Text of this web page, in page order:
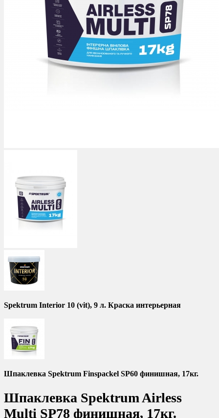
Spektrum Interior 10 (vit), 9 л. Краска интерьерная
Шпаклевка Spektrum Finspackel SP60 финишная, 17кг.
Шпаклевка Spektrum Airless
Multi SP78 финишная, 17кг.